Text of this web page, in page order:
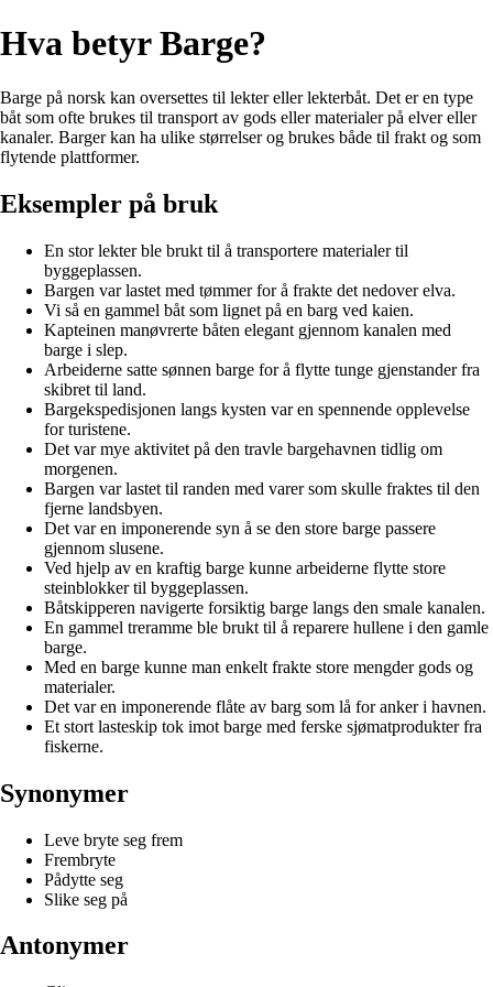
Hva betyr Barge?
Barge på norsk kan oversettes til lekter eller lekterbåt. Det er en type
båt som ofte brukes til transport av gods eller materialer på elver eller
kanaler. Barger kan ha ulike størrelser og brukes både til frakt og som
flytende plattformer.
Eksempler på bruk
En stor lekter ble brukt til å transportere materialer til
byggeplassen.
Bargen var lastet med tømmer for å frakte det nedover elva.
Vi så en gammel båt som lignet på en barg ved kaien.
Kapteinen manøvrerte båten elegant gjennom kanalen med
barge i slep.
Arbeiderne satte sønnen barge for å flytte tunge gjenstander fra
skibret til land.
Bargekspedisjonen langs kysten var en spennende opplevelse
for turistene.
Det var mye aktivitet på den travle bargehavnen tidlig om
morgenen.
Bargen var lastet til randen med varer som skulle fraktes til den
fjerne landsbyen.
Det var en imponerende syn å se den store barge passere
gjennom slusene.
Ved hjelp av en kraftig barge kunne arbeiderne flytte store
steinblokker til byggeplassen.
Båtskipperen navigerte forsiktig barge langs den smale kanalen.
En gammel treramme ble brukt til å reparere hullene i den gamle
barge.
Med en barge kunne man enkelt frakte store mengder gods og
materialer.
Det var en imponerende flåte av barg som lå for anker i havnen.
Et stort lasteskip tok imot barge med ferske sjømatprodukter fra
fiskerne.
Synonymer
Leve bryte seg frem
Frembryte
Pådytte seg
Slike seg på
Antonymer